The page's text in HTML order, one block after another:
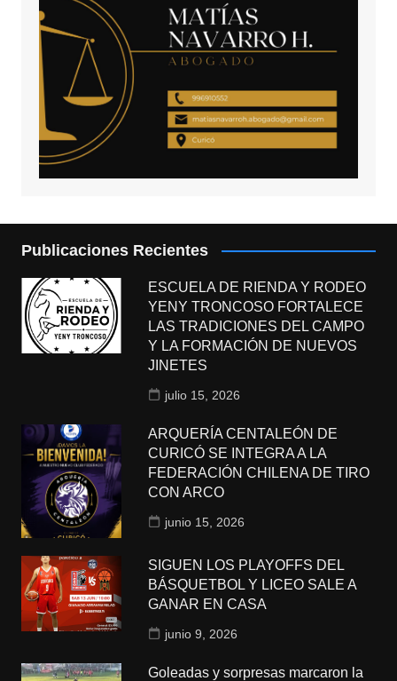
Publicaciones Recientes
ESCUELA DE RIENDA Y RODEO
YENY TRONCOSO FORTALECE
LAS TRADICIONES DEL CAMPO
Y LA FORMACIÓN DE NUEVOS
JINETES
julio 15, 2026
ARQUERÍA CENTALEÓN DE
CURICÓ SE INTEGRA A LA
FEDERACIÓN CHILENA DE TIRO
CON ARCO
junio 15, 2026
SIGUEN LOS PLAYOFFS DEL
BÁSQUETBOL Y LICEO SALE A
GANAR EN CASA
junio 9, 2026
Goleadas y sorpresas marcaron la